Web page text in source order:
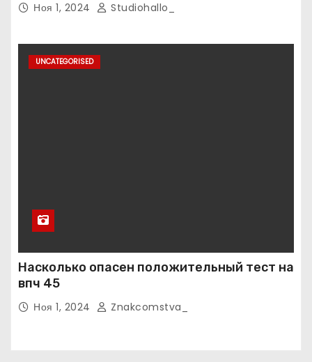
Ноя 1, 2024 Studiohallo_
UNCATEGORISED
Насколько опасен положительный тест на
впч 45
Ноя 1, 2024 Znakcomstva_